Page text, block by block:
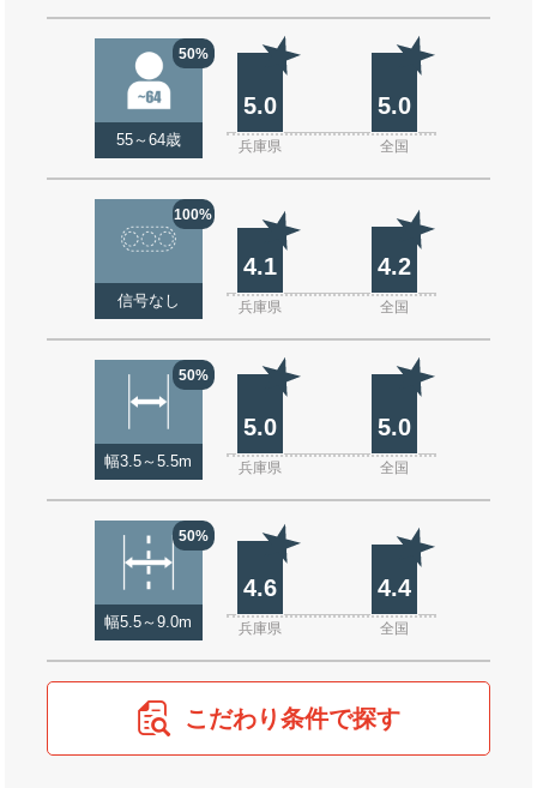
50%
55～64歳
5.0 5.0
兵庫県 全国
100%
信号なし
4.1 4.2
兵庫県 全国
50%
幅3.5～5.5m
5.0 5.0
兵庫県 全国
50%
幅5.5～9.0m
4.6 4.4
兵庫県 全国
こだわり条件で探す